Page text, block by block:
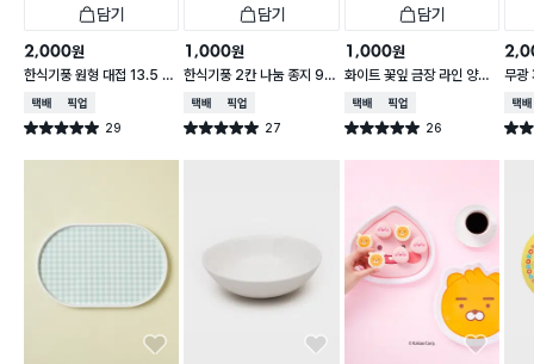
담기
2,000원
한식기풍 원형 대접 13.5 c
m
택배배송매장픽업
별점 5.0점 29
건 작성
담기
1,000원
한식기풍 2칸 나눔 종지 9 c
m
택배배송매장픽업
별점 5.0점 27
건 작성
담기
1,000원
화이트 꽃잎 금장 라인 양각
종지 10 cm
택배배송매장픽업
별점 5.0점 26
건 작성
무광
접
택배
별점